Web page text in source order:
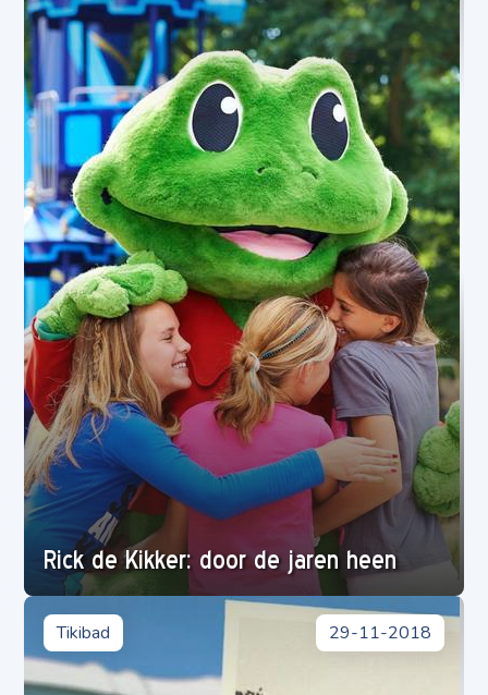
Rick de Kikker: door de jaren heen
Tikibad 29-11-2018